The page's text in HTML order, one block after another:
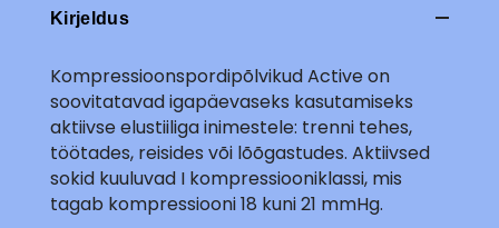
Kirjeldus
Kompressioonspordipõlvikud Active on
soovitatavad igapäevaseks kasutamiseks
aktiivse elustiiliga inimestele: trenni tehes,
töötades, reisides või lõõgastudes. Aktiivsed
sokid kuuluvad I kompressiooniklassi, mis
tagab kompressiooni18 kuni 21 mmHg.